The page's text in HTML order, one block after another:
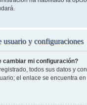
usuario y configuraciones
cambiar mi configuración?
todos sus datos y
el enlace se encuentra